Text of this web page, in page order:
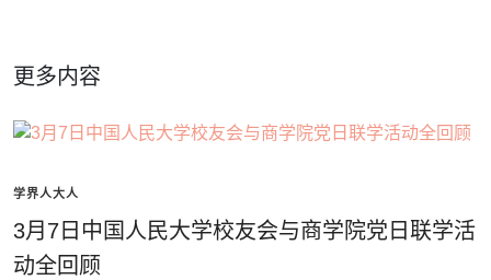
更多内容
学界人大人
3月7日中国人民大学校友会与商学院党日联学活
动全回顾